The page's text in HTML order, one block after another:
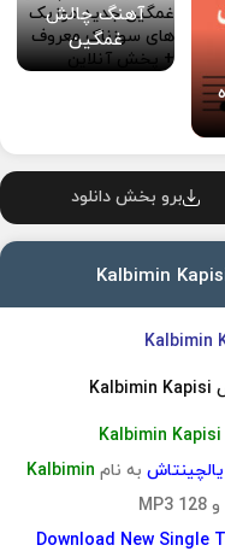
آهنگ چالش
غمگین
برو بخش دانلود
Kalbimin Kapisi
به نام Kalbimin
Download New Single